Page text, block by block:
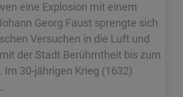
eine Explosion mit einem
Georg Faust sprengte sich
Versuchen in die Luft und
der Stadt Berühmtheit bis zum
Im 30-jährigen Krieg (1632)